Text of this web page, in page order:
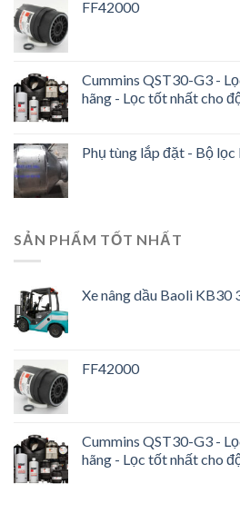
FF42000
Cummins QST30-G3 -
hãng - Lọc tốt nhất cho
Phụ tùng lắp đặt - Bộ
SẢN PHẨM TỐT NHẤT
Xe nâng dầu Baoli KB30
FF42000
Cummins QST30-G3 -
hãng - Lọc tốt nhất cho